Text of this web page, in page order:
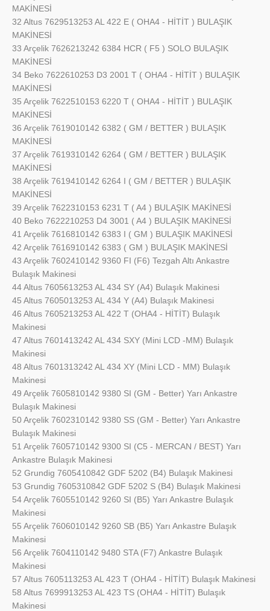
MAKİNESİ
32 Altus 7629513253 AL 422 E ( OHA4 - HİTİT ) BULAŞIK
MAKİNESİ
33 Arçelik 7626213242 6384 HCR ( F5 ) SOLO BULAŞIK
MAKİNESİ
34 Beko 7622610253 D3 2001 T ( OHA4 - HİTİT ) BULAŞIK
MAKİNESİ
35 Arçelik 7622510153 6220 T ( OHA4 - HİTİT ) BULAŞIK
MAKİNESİ
36 Arçelik 7619010142 6382 ( GM / BETTER ) BULAŞIK
MAKİNESİ
37 Arçelik 7619310142 6264 ( GM / BETTER ) BULAŞIK
MAKİNESİ
38 Arçelik 7619410142 6264 I ( GM / BETTER ) BULAŞIK
MAKİNESİ
39 Arçelik 7622310153 6231 T ( A4 ) BULAŞIK MAKİNESİ
40 Beko 7622210253 D4 3001 ( A4 ) BULAŞIK MAKİNESİ
41 Arçelik 7616810142 6383 I ( GM ) BULAŞIK MAKİNESİ
42 Arçelik 7616910142 6383 ( GM ) BULAŞIK MAKİNESİ
43 Arçelik 7602410142 9360 FI (F6) Tezgah Altı Ankastre
Bulaşık Makinesi
44 Altus 7605613253 AL 434 SY (A4) Bulaşık Makinesi
45 Altus 7605013253 AL 434 Y (A4) Bulaşık Makinesi
46 Altus 7605213253 AL 422 T (OHA4 - HİTİT) Bulaşık
Makinesi
47 Altus 7601413242 AL 434 SXY (Mini LCD -MM) Bulaşık
Makinesi
48 Altus 7601313242 AL 434 XY (Mini LCD - MM) Bulaşık
Makinesi
49 Arçelik 7605810142 9380 SI (GM - Better) Yarı Ankastre
Bulaşık Makinesi
50 Arçelik 7602310142 9380 SS (GM - Better) Yarı Ankastre
Bulaşık Makinesi
51 Arçelik 7605710142 9300 SI (C5 - MERCAN / BEST) Yarı
Ankastre Bulaşık Makinesi
52 Grundig 7605410842 GDF 5202 (B4) Bulaşık Makinesi
53 Grundig 7605310842 GDF 5202 S (B4) Bulaşık Makinesi
54 Arçelik 7605510142 9260 SI (B5) Yarı Ankastre Bulaşık
Makinesi
55 Arçelik 7606010142 9260 SB (B5) Yarı Ankastre Bulaşık
Makinesi
56 Arçelik 7604110142 9480 STA (F7) Ankastre Bulaşık
Makinesi
57 Altus 7605113253 AL 423 T (OHA4 - HİTİT) Bulaşık Makinesi
58 Altus 7699913253 AL 423 TS (OHA4 - HİTİT) Bulaşık
Makinesi